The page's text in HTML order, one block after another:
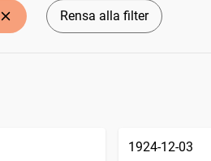
Rensa alla filter
1924-12-03